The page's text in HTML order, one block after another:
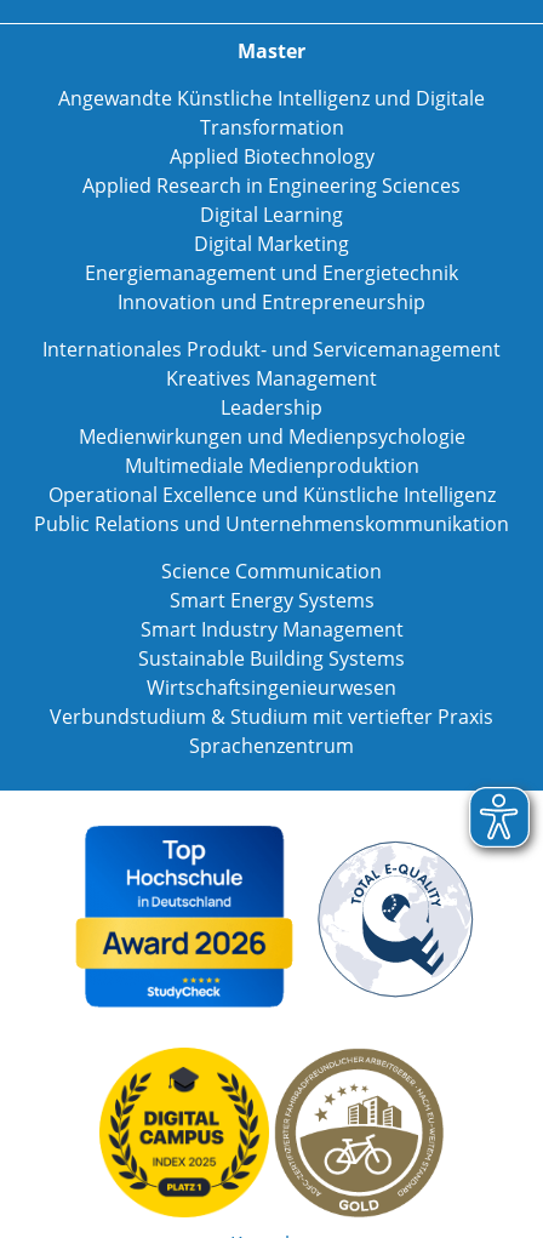
Master
Angewandte Künstliche Intelligenz und Digitale
Transformation
Applied Biotechnology
Applied Research in Engineering Sciences
Digital Learning
Digital Marketing
Energiemanagement und Energietechnik
Innovation und Entrepreneurship
Internationales Produkt- und Servicemanagement
Kreatives Management
Leadership
Medienwirkungen und Medienpsychologie
Multimediale Medienproduktion
Operational Excellence und Künstliche Intelligenz
Public Relations und Unternehmenskommunikation
Science Communication
Smart Energy Systems
Smart Industry Management
Sustainable Building Systems
Wirtschaftsingenieurwesen
Verbundstudium & Studium mit vertiefter Praxis
Sprachenzentrum